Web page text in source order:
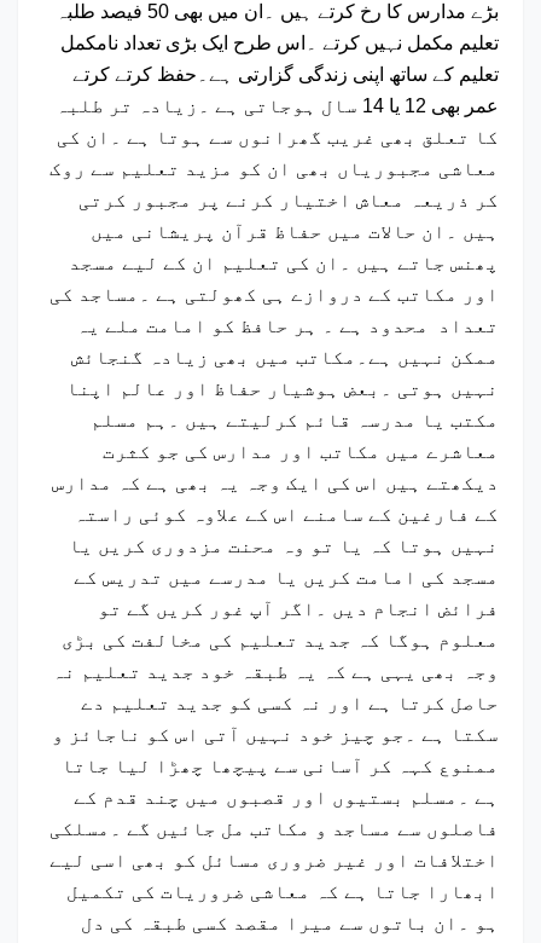
بڑے مدارس کا رخ کرتے ہیں ۔ان میں بھی 50 فیصد طلبہ
تعلیم مکمل نہیں کرتے ۔اس طرح ایک بڑی تعداد نامکمل
تعلیم کے ساتھ اپنی زندگی گزارتی ہے۔حفظ کرتے کرتے
عمر بھی 12 یا 14 سال ہوجاتی ہے ۔زیادہ تر طلبہ
کا تعلق بھی غریب گھرانوں سے ہوتا ہے ۔ان کی
معاشی مجبوریاں بھی ان کو مزید تعلیم سے روک
کر ذریعہ معاش اختیار کرنے پر مجبور کرتی
ہیں ۔ان حالات میں حفاظ قرآن پریشانی میں
پھنس جاتے ہیں ۔ان کی تعلیم ان کے لیے مسجد
اور مکاتب کے دروازے ہی کھولتی ہے ۔مساجد کی
تعداد محدود ہے ۔ ہر حافظ کو امامت ملے یہ
ممکن نہیں ہے۔مکاتب میں بھی زیادہ گنجائش
نہیں ہوتی ۔بعض ہوشیار حفاظ اور عالم اپنا
مکتب یا مدرسہ قائم کرلیتے ہیں ۔ہم مسلم
معاشرے میں مکاتب اور مدارس کی جو کثرت
دیکھتے ہیں اس کی ایک وجہ یہ بھی ہے کہ مدارس
کے فارغین کے سامنے اس کے علاوہ کوئی راستہ
نہیں ہوتا کہ یا تو وہ محنت مزدوری کریں یا
مسجد کی امامت کریں یا مدرسے میں تدریس کے
فرائض انجام دیں ۔اگر آپ غور کریں گے تو
معلوم ہوگا کہ جدید تعلیم کی مخالفت کی بڑی
وجہ بھی یہی ہے کہ یہ طبقہ خود جدید تعلیم نہ
حاصل کرتا ہے اور نہ کسی کو جدید تعلیم دے
سکتا ہے ۔جو چیز خود نہیں آتی اس کو ناجائز و
ممنوع کہہ کر آسانی سے پیچھا چھڑا لیا جاتا
ہے ۔مسلم بستیوں اور قصبوں میں چند قدم کے
فاصلوں سے مساجد و مکاتب مل جائیں گے ۔مسلکی
اختلافات اور غیر ضروری مسائل کو بھی اسی لیے
ابھارا جاتا ہے کہ معاشی ضروریات کی تکمیل
ہو ۔ان باتوں سے میرا مقصد کسی طبقہ کی دل